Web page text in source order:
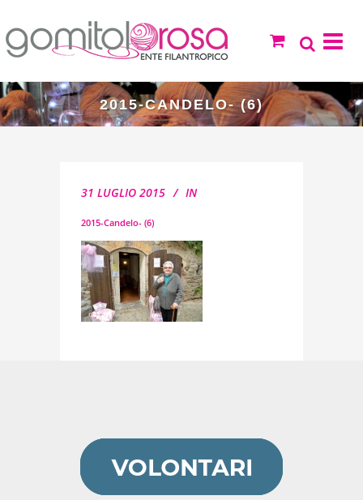
2015-CANDELO- (6)
31 LUGLIO 2015 IN
2015-Candelo- (6)